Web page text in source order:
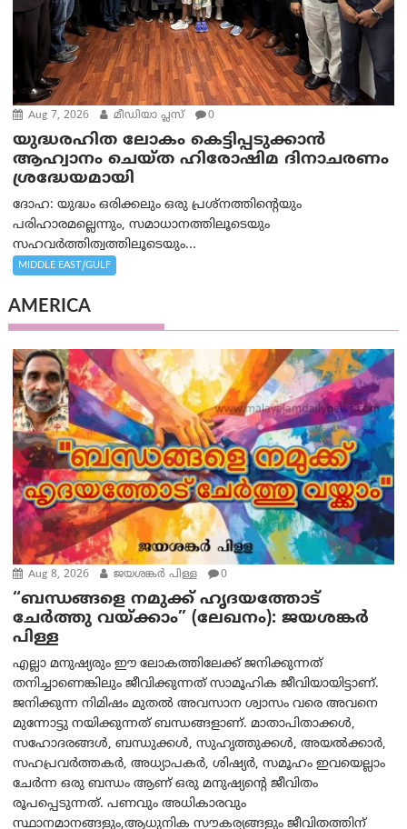
Aug 7, 2026 മീഡിയാ പ്ലസ് 0
യുദ്ധരഹിത ലോകം കെട്ടിപ്പടുക്കാന്‍
ആഹ്വാനം ചെയ്ത ഹിരോഷിമ ദിനാചരണം
ശ്രദ്ധേയമായി
ദോഹ: യുദ്ധം ഒരിക്കലും ഒരു പ്രശ്‌നത്തിന്റെയും
പരിഹാരമല്ലെന്നും, സമാധാനത്തിലൂടെയും
സഹവര്‍ത്തിത്വത്തിലൂടെയും...
MIDDLE EAST/GULF
AMERICA
Aug 8, 2026 ജയശങ്കര്‍ പിള്ള 0
“ബന്ധങ്ങളെ നമുക്ക് ഹൃദയത്തോട്
ചേർത്തു വയ്ക്കാം” (ലേഖനം): ജയശങ്കര്‍
പിള്ള
എല്ലാ മനുഷ്യരും ഈ ലോകത്തിലേക്ക് ജനിക്കുന്നത്
തനിച്ചാണെങ്കിലും ജീവിക്കുന്നത് സാമൂഹിക ജീവിയായിട്ടാണ്.
ജനിക്കുന്ന നിമിഷം മുതൽ അവസാന ശ്വാസം വരെ അവനെ
മുന്നോട്ടു നയിക്കുന്നത് ബന്ധങ്ങളാണ്. മാതാപിതാക്കൾ,
സഹോദരങ്ങൾ, ബന്ധുക്കൾ, സുഹൃത്തുക്കൾ, അയൽക്കാർ,
സഹപ്രവർത്തകർ, അധ്യാപകർ, ശിഷ്യർ, സമൂഹം ഇവയെല്ലാം
ചേർന്ന ഒരു ബന്ധം ആണ് ഒരു മനുഷ്യന്റെ ജീവിതം
രൂപപ്പെടുന്നത്. പണവും അധികാരവും
സ്ഥാനമാനങ്ങളും,ആധുനിക സൗകര്യങ്ങളും ജീവിതത്തിന്